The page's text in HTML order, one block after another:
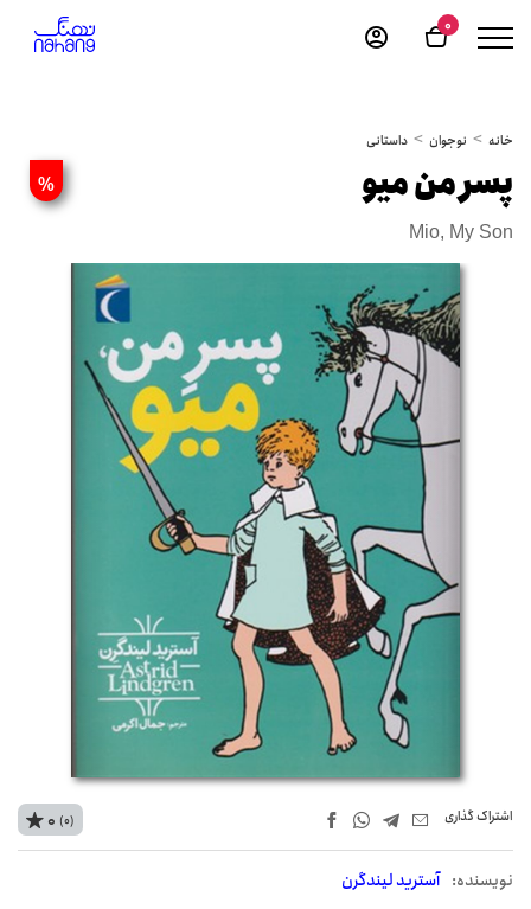
0
خانه نوجوان داستانی
% پسر من میو
Mio, My Son
اشتراک‌ گذاری
نويسنده: آسترید لیندگرن
0 (0)